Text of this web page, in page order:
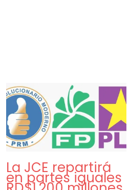
La JCE repartirá
en partes iguales